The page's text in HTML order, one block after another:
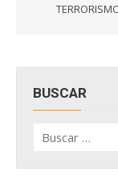
BUSCAR
por: